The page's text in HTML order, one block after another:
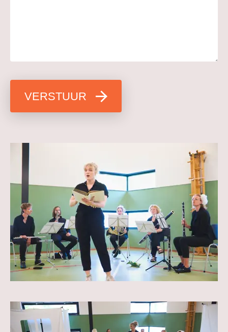
VERSTUUR